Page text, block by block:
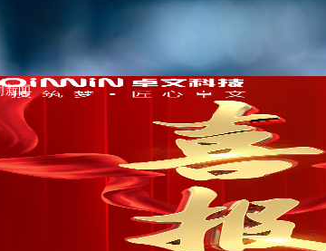
新闻